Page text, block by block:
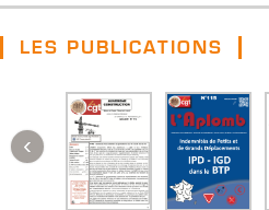
LES PUBLICATIONS
‹